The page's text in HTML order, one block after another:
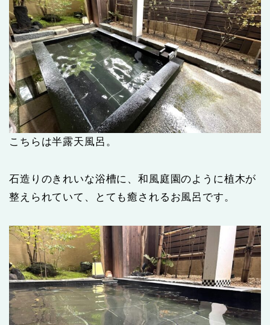
こちらは半露天風呂。
石造りのきれいな浴槽に、和風庭園のように植木が
整えられていて、とても癒されるお風呂です。